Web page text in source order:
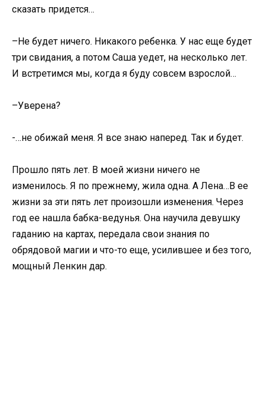
сказать придется…
–Не будет ничего. Никакого ребенка. У нас еще будет
три свидания, а потом Саша уедет, на несколько лет.
И встретимся мы, когда я буду совсем взрослой…
–Уверена?
-…не обижай меня. Я все знаю наперед. Так и будет.
Прошло пять лет. В моей жизни ничего не
изменилось. Я по прежнему, жила одна. А Лена…В ее
жизни за эти пять лет произошли изменения. Через
год ее нашла бабка-ведунья. Она научила девушку
гаданию на картах, передала свои знания по
обрядовой магии и что-то еще, усилившее и без того,
мощный Ленкин дар.